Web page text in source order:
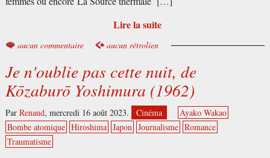
Lire la suite
aucun commentaire aucun rétrolien
Je n'oublie pas cette nuit, de
Kōzaburō Yoshimura (1962)
Par Renaud, mercredi 16 août 2023. Cinéma
Ayako Wakao
Bombe atomique Hiroshima Japon Journalisme Romance
Traumatisme